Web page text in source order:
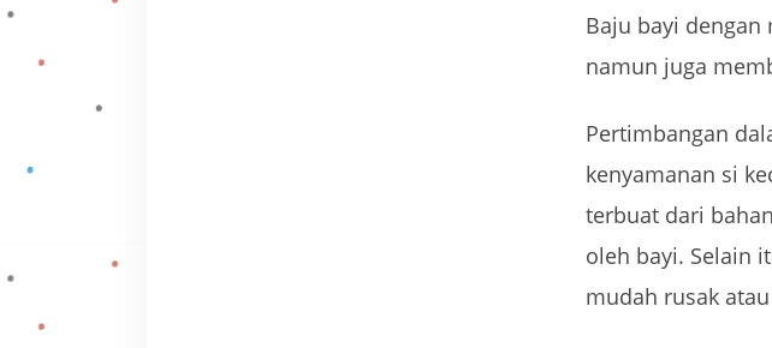
Baju bayi
namun juga
Pertimbangan
kenyamanan si
terbuat dari
oleh bayi. Selain
mudah rusak